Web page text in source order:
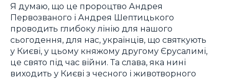
Я думаю, що це пророцтво Андрея
Первозваного і Андрея Шептицького
проводить глибоку лінію для нашого
сьогодення, для нас, українців, що святкують
у Києві, у цьому княжому другому Єрусалимі,
це свято під час війни. Та слава, яка нині
виходить у Києві з чесного і животворного